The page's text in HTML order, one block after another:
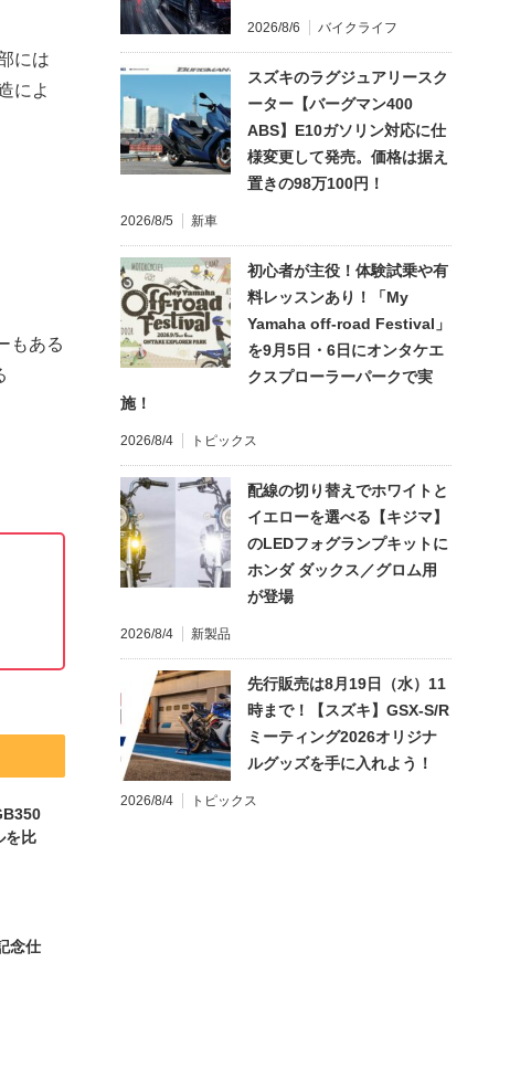
には
によ
もある
を比
念仕
2026/8/6 バイクライフ
スズキのラグジュアリースク
ーター【バーグマン400
ABS】E10ガソリン対応に仕
様変更して発売。価格は据え
置きの98万100円！
2026/8/5 新車
初心者が主役！体験試乗や有
料レッスンあり！「My
Yamaha off-road Festival」
を9月5日・6日にオンタケエ
クスプローラーパークで実
施！
2026/8/4 トピックス
配線の切り替えでホワイトと
イエローを選べる【キジマ】
のLEDフォグランプキットに
ホンダ ダックス／グロム用
が登場
2026/8/4 新製品
先行販売は8月19日（水）11
時まで！【スズキ】GSX-S/R
ミーティング2026オリジナ
ルグッズを手に入れよう！
2026/8/4 トピックス